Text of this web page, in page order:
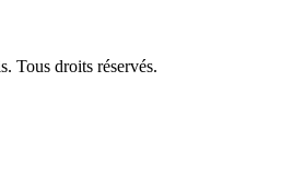
Tous droits réservés.